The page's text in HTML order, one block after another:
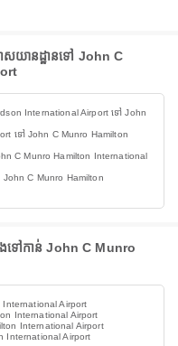
យានដ្ឋានទៅ John C
International Airport ទៅ John
ទៅ John C Munro Hamilton
C Munro Hamilton International
C Munro Hamilton
ទៅកាន់ John C Munro
International Airport
International Airport
International Airport
International Airport